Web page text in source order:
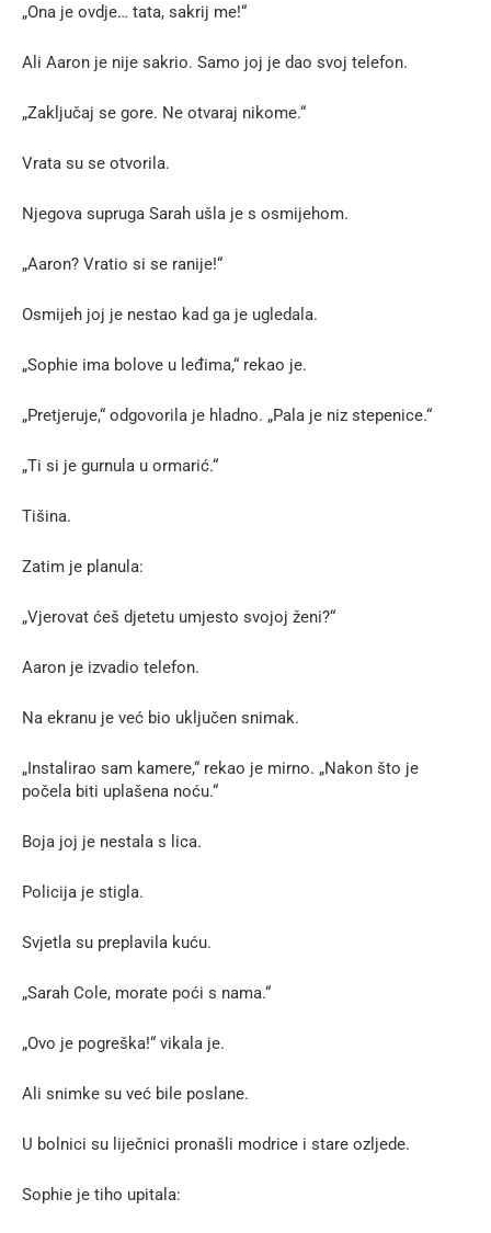
„Ona je ovdje… tata, sakrij me!“
Ali Aaron je nije sakrio. Samo joj je dao svoj telefon.
„Zaključaj se gore. Ne otvaraj nikome.“
Vrata su se otvorila.
Njegova supruga Sarah ušla je s osmijehom.
„Aaron? Vratio si se ranije!“
Osmijeh joj je nestao kad ga je ugledala.
„Sophie ima bolove u leđima,“ rekao je.
„Pretjeruje,“ odgovorila je hladno. „Pala je niz stepenice.“
„Ti si je gurnula u ormarić.“
Tišina.
Zatim je planula:
„Vjerovat ćeš djetetu umjesto svojoj ženi?“
Aaron je izvadio telefon.
Na ekranu je već bio uključen snimak.
„Instalirao sam kamere,“ rekao je mirno. „Nakon što je
počela biti uplašena noću.“
Boja joj je nestala s lica.
Policija je stigla.
Svjetla su preplavila kuću.
„Sarah Cole, morate poći s nama.“
„Ovo je pogreška!“ vikala je.
Ali snimke su već bile poslane.
U bolnici su liječnici pronašli modrice i stare ozljede.
Sophie je tiho upitala: